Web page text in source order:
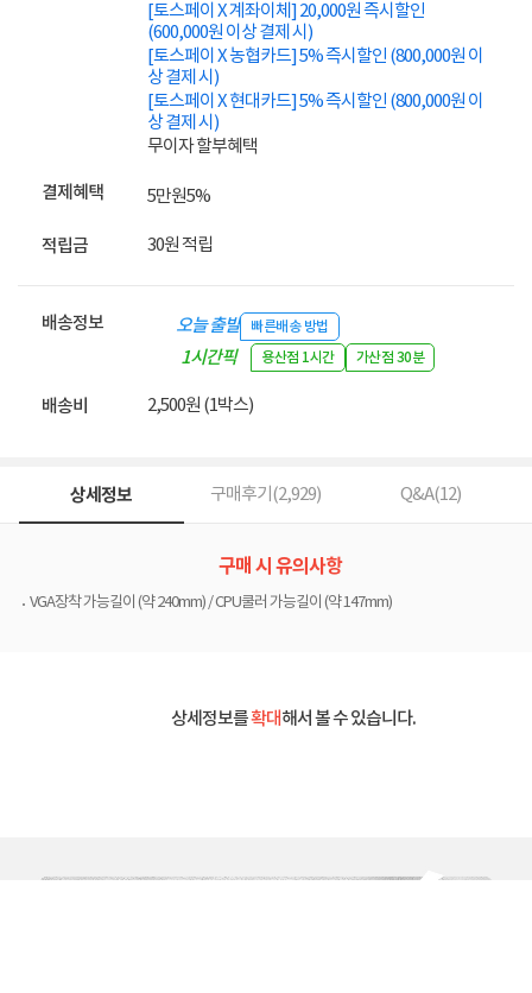
[토스페이 X 계좌이체] 20,000원 즉시할인
(600,000원 이상 결제 시)
[토스페이 X 농협카드] 5% 즉시할인 (800,000원 이
상 결제 시)
[토스페이 X 현대카드] 5% 즉시할인 (800,000원 이
상 결제 시)
무이자 할부혜택
결제혜택 5만원5%
적립금 30원 적립
배송정보 오늘 출발 빠른배송 방법
1시간픽
용산점 1시간 가산점 30분
배송비 2,500원 (1박스)
상세정보 구매후기(2,929) Q&A(12)
구매 시 유의사항
VGA장착 가능길이 (약 240mm) / CPU쿨러 가능길이 (약 147mm)
상세정보를확대해서 볼 수 있습니다.